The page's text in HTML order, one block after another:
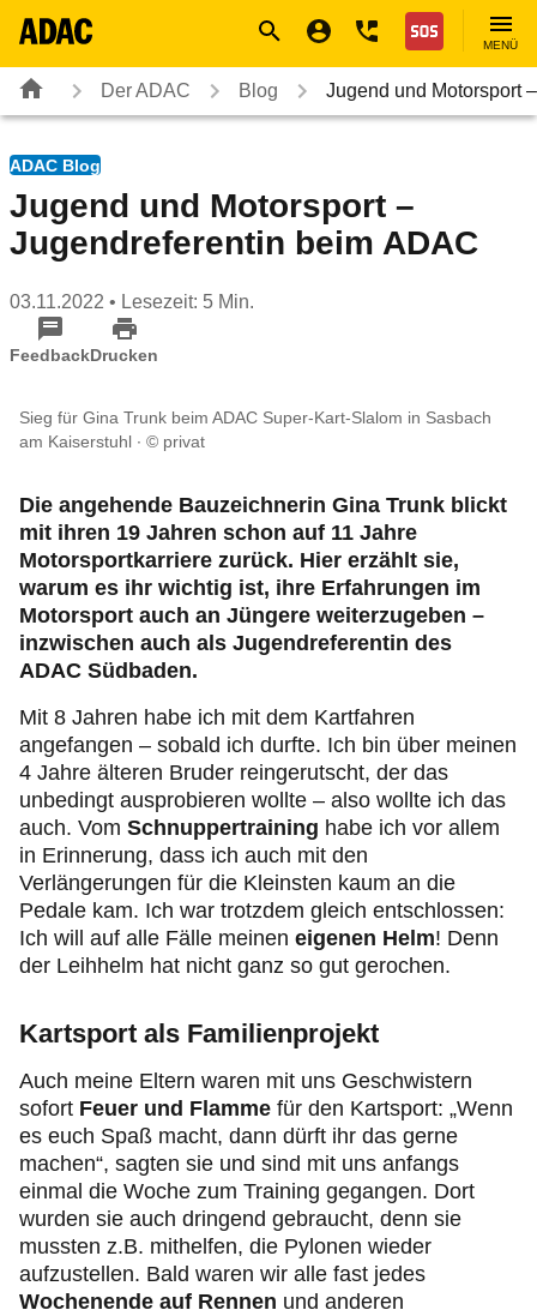
Nothilfe
MENÜ
Der ADAC Blog Jugend und Motorsport
ADAC Blog
Jugend und Motorsport –
Jugendreferentin beim ADAC
03.11.2022 • Lesezeit: 5 Min.
FeedbackDrucken
Sieg für Gina Trunk beim ADAC Super-Kart-Slalom in Sasbach
am Kaiserstuhl
© privat
Die angehende Bauzeichnerin Gina Trunk blickt
mit ihren 19 Jahren schon auf 11 Jahre
Motorsportkarriere zurück. Hier erzählt sie,
warum es ihr wichtig ist, ihre Erfahrungen im
Motorsport auch an Jüngere weiterzugeben –
inzwischen auch als Jugendreferentin des
ADAC Südbaden.
Mit 8 Jahren habe ich mit dem Kartfahren
angefangen – sobald ich durfte. Ich bin über meinen
4 Jahre älteren Bruder reingerutscht, der das
unbedingt ausprobieren wollte – also wollte ich das
auch. Vom Schnuppertraining habe ich vor allem
in Erinnerung, dass ich auch mit den
Verlängerungen für die Kleinsten kaum an die
Pedale kam. Ich war trotzdem gleich entschlossen:
Ich will auf alle Fälle meinen eigenen Helm! Denn
der Leihhelm hat nicht ganz so gut gerochen.
Kartsport als Familienprojekt
Auch meine Eltern waren mit uns Geschwistern
sofort Feuer und Flamme für den Kartsport: „Wenn
es euch Spaß macht, dann dürft ihr das gerne
machen“, sagten sie und sind mit uns anfangs
einmal die Woche zum Training gegangen. Dort
wurden sie auch dringend gebraucht, denn sie
mussten z.B. mithelfen, die Pylonen wieder
aufzustellen. Bald waren wir alle fast jedes
Wochenende auf Rennen und anderen